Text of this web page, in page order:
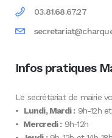
03.81.68.67.27
Infos pratiques
Le secrétariat de mairie
• Lundi, Mardi :9h-12h et
• Mercredi :9h-12h